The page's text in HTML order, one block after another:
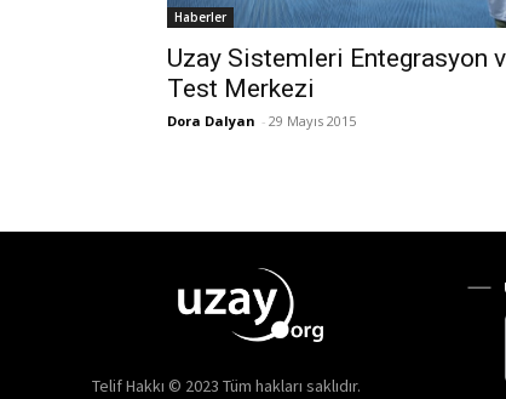
Haberler
Uzay Sistemleri Entegrasyon
Test Merkezi
Dora Dalyan - 29 Mayıs 2015
Telif Hakkı © 2023 Tüm hakları saklıdır.